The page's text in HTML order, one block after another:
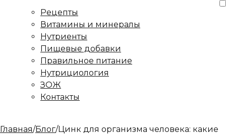
Рецепты
Витамины и минералы
Нутриенты
Пищевые добавки
Правильное питание
Нутрициология
ЗОЖ
Контакты
Главная/Блог/Цинк для организма человека: какие